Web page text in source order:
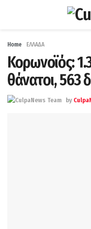
Home ΕΛΛΑΔΑ
Κορωνοϊός:
θάνατοι, 563
by